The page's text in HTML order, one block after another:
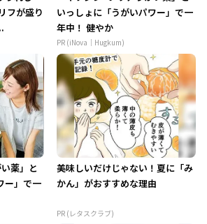
フが盛り
いっしょに「うがいパワー」で一
年中！ 健やか
PR (iNova｜Hugkum)
薬」と
ー」で一
美味しいだけじゃない！夏に「み
かん」がおすすめな理由
PR (レタスクラブ)